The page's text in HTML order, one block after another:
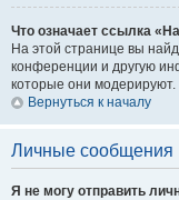
Что означает ссылка
На этой странице вы
конференции и другую
которые они модерируют.
Вернуться к началу
Личные сообщения
Я не могу отправить